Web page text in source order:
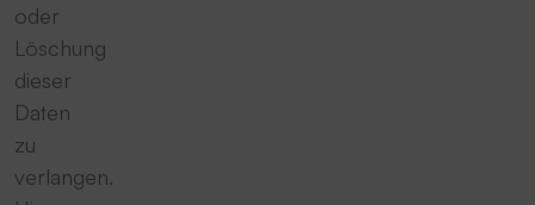
oder
Löschung
dieser
Daten
zu
verlangen.